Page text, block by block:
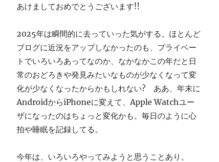
あけましておめでとうございます!!
2025年は瞬間的に去っていった気がする。ほとんど
ブログに近況をアップしなかったのも、プライベー
トでいろいろあってなのか、なかなかこの年だと日
常のおどろきや発見みたいなものが少なくなって変
化が少なくなったからかもしれない? ああ、年末に
AndroidからiPhoneに変えて、Apple Watchユー
ザになったのはちょっと変化かも。毎日のように心
拍や睡眠を記録してる。
今年は、いろいろやってみようと思うことあり。